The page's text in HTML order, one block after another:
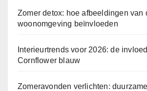
Zomer detox: hoe afbeeldingen van
woonomgeving beïnvloeden
Interieurtrends voor 2026: de
Cornflower blauw
Zomeravonden verlichten: duurzame